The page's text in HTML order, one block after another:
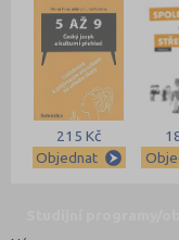
215 Kč
Objednat